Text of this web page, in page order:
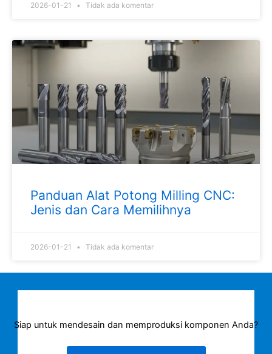
2026-01-21 Tidak ada komentar
Panduan Alat Potong Milling CNC:
Jenis dan Cara Memilihnya
2026-01-21 Tidak ada komentar
Siap untuk mendesain dan memproduksi komponen Anda?